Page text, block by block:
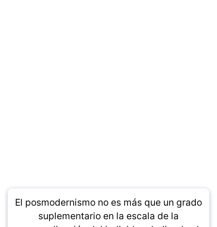
El posmodernismo no es más que un grado
suplementario en la escala de la